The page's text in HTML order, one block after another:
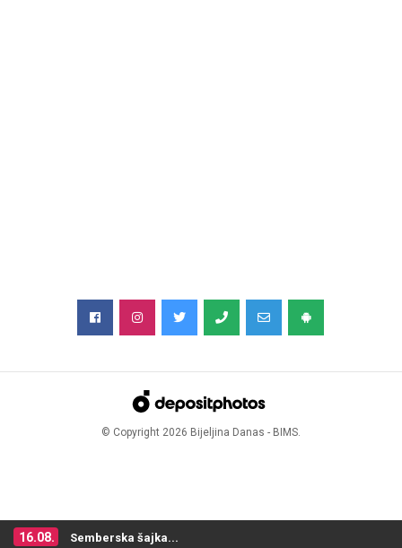
© Copyright 2026 Bijeljina Danas - BIMS.
16.08. Semberska šajka...